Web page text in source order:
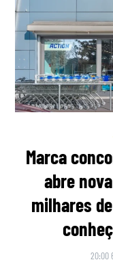
Marca
abre
milhares
20:00